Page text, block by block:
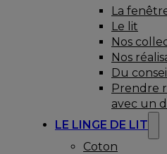
La
Le lit
Nos
Nos
Du
Prendre
avec un
LE LINGE DE LIT
Coton